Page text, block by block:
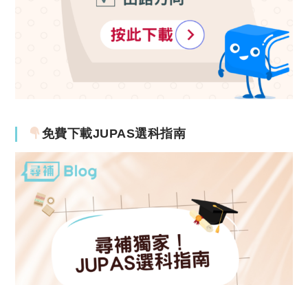
免費下載JUPAS選科指南